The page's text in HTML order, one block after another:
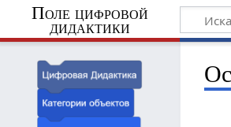
Поле цифровой
дидактики